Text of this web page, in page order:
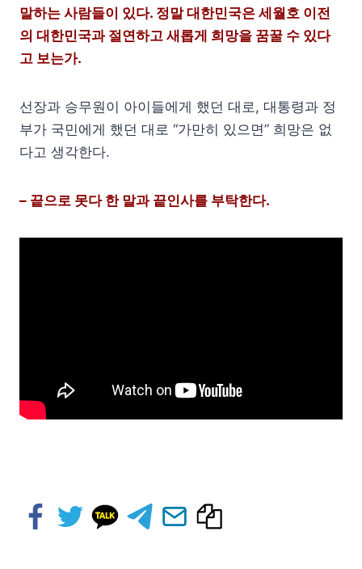
말하는 사람들이 있다. 정말 대한민국은 세월호 이전
의 대한민국과 절연하고 새롭게 희망을 꿈꿀 수 있다
고 보는가.
선장과 승무원이 아이들에게 했던 대로, 대통령과 정
부가 국민에게 했던 대로 “가만히 있으면” 희망은 없
다고 생각한다.
– 끝으로 못다 한 말과 끝인사를 부탁한다.